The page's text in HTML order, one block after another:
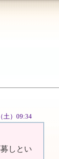
土）09:34
しとい